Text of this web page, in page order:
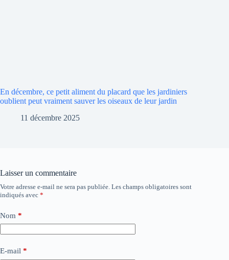
En décembre, ce petit aliment du placard que les jardiniers
oublient peut vraiment sauver les oiseaux de leur jardin
11 décembre 2025
Laisser un commentaire
Votre adresse e-mail ne sera pas publiée. Les champs obligatoires sont
indiqués avec *
Nom *
E-mail *